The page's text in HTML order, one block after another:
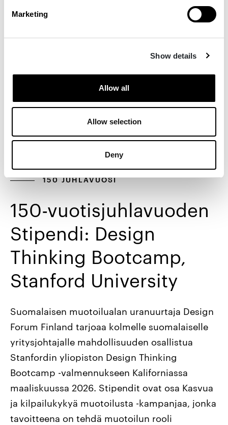
Marketing
Show details
Allow all
Allow selection
Deny
150 JUHLAVUOSI
150-vuotisjuhlavuoden
Stipendi: Design
Thinking Bootcamp,
Stanford University
Suomalaisen muotoilualan uranuurtaja Design
Forum Finland tarjoaa kolmelle suomalaiselle
yritysjohtajalle mahdollisuuden osallistua
Stanfordin yliopiston Design Thinking
Bootcamp -valmennukseen Kaliforniassa
maaliskuussa 2026. Stipendit ovat osa Kasvua
ja kilpailukykyä muotoilusta -kampanjaa, jonka
tavoitteena on tehdä muotoilun rooli